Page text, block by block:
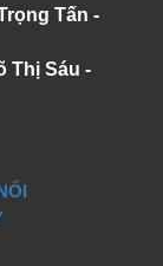
Tấn -
Thị Sáu -